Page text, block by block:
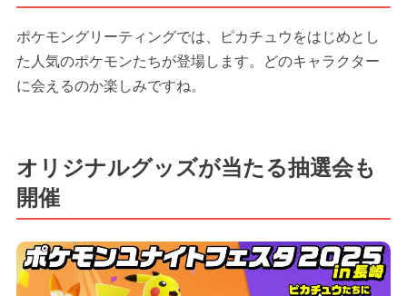
ポケモングリーティングでは、ピカチュウをはじめとし
た人気のポケモンたちが登場します。どのキャラクター
に会えるのか楽しみですね。
オリジナルグッズが当たる抽選会も
開催